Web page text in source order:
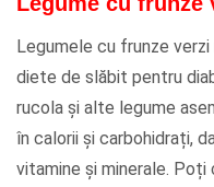
Legumele cu frunze
diete de slăbit pentru
rucola și alte legume
în calorii și carbohidrați,
vitamine și minerale.